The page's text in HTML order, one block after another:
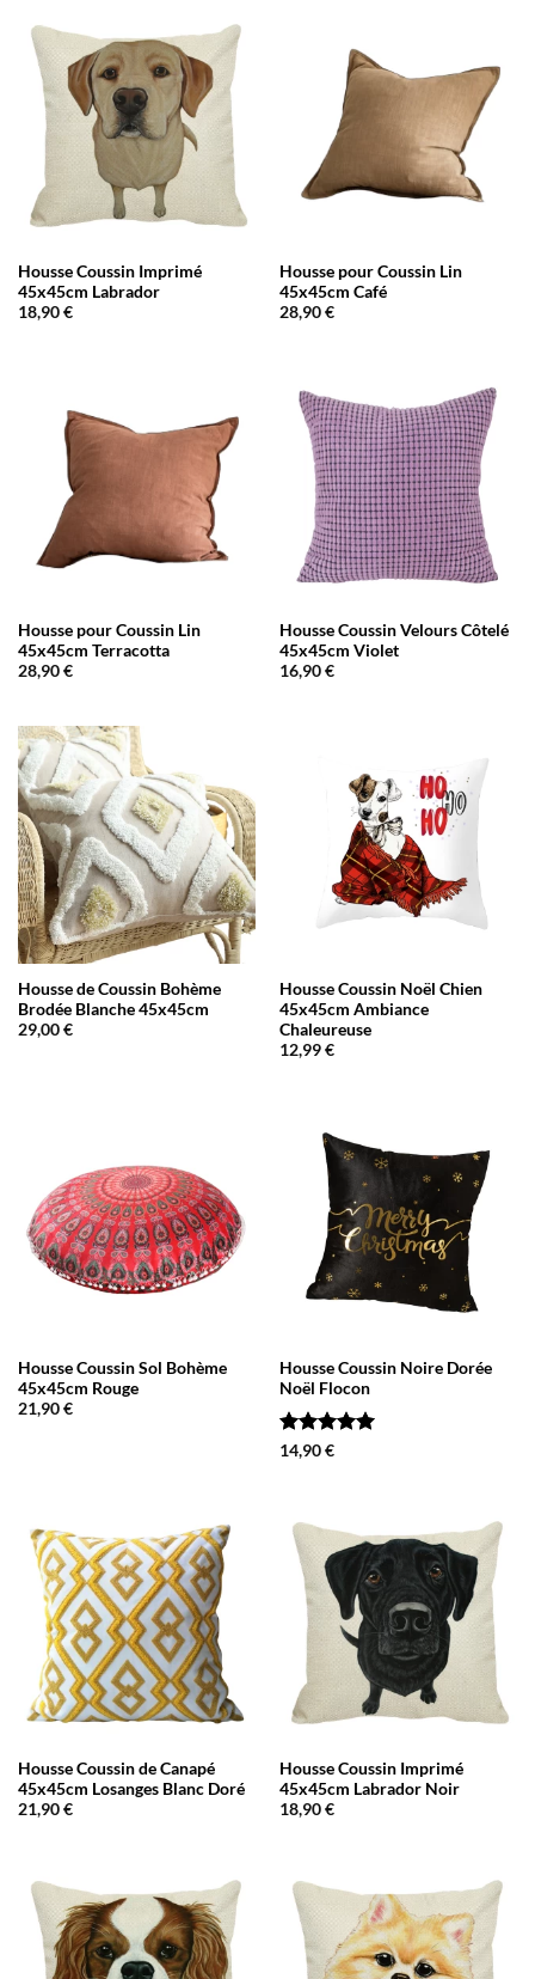
Housse Coussin Imprimé
45x45cm Labrador
18,90€
Housse pour Coussin Lin
45x45cm Café
28,90€
Housse pour Coussin Lin
45x45cm Terracotta
28,90€
Housse Coussin Velours Côtelé
45x45cm Violet
16,90€
Housse de Coussin Bohème
Brodée Blanche 45x45cm
29,00€
Housse Coussin Noël Chien
45x45cm Ambiance
Chaleureuse
12,99€
Housse Coussin Sol Bohème
45x45cm Rouge
21,90€
Housse Coussin Noire Dorée
Noël Flocon
Note5
14,90€
Housse Coussin de Canapé
45x45cm Losanges Blanc Doré
21,90€
Housse Coussin Imprimé
45x45cm Labrador Noir
18,90€